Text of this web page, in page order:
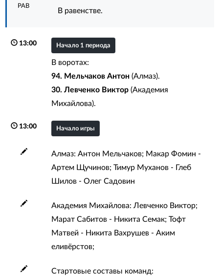
РАВ
В равенстве.
13:00 Начало 1 периода
В воротах:
94. Мельчаков Антон(Алмаз).
30. Левченко Виктор(Академия
Михайлова).
13:00 Начало игры
Алмаз: Антон Мельчаков; Макар Фомин -
Артем Щучинов; Тимур Муханов - Глеб
Шилов - Олег Садовин
Академия Михайлова: Левченко Виктор;
Марат Сабитов - Никита Семак; Тофт
Матвей - Никита Вахрушев - Аким
еливёрстов;
Стартовые составы команд: